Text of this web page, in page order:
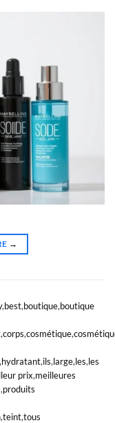
→
,best,boutique,boutique
,corps,cosmétique,
,hydratant,ils,large,les,les
prix,meilleures
,produits
,teint,tous